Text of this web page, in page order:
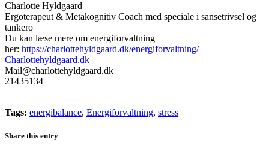
Charlotte Hyldgaard
Ergoterapeut & Metakognitiv Coach med speciale i sansetrivsel og
tankero
Du kan læse mere om energiforvaltning
her: https://charlottehyldgaard.dk/energiforvaltning/
Charlottehyldgaard.dk
Mail@charlottehyldgaard.dk
21435134
Tags: energibalance, Energiforvaltning, stress
Share this entry